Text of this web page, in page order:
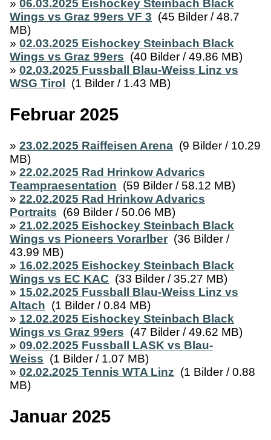
» 06.03.2025 Eishockey Steinbach Black
Wings vs Graz 99ers VF 3 (45 Bilder / 48.7
MB)
» 02.03.2025 Eishockey Steinbach Black
Wings vs Graz 99ers (40 Bilder / 49.86 MB)
» 02.03.2025 Fussball Blau-Weiss Linz vs
WSG Tirol
(1 Bilder / 1.43 MB)
Februar 2025
» 23.02.2025 Raiffeisen Arena (9 Bilder / 10.29
MB)
» 22.02.2025 Rad Hrinkow Advarics
Teampraesentation (59 Bilder / 58.12 MB)
» 22.02.2025 Rad Hrinkow Advarics
Portraits (69 Bilder / 50.06 MB)
» 21.02.2025 Eishockey Steinbach Black
Wings vs Pioneers Vorarlber (36 Bilder /
43.99 MB)
» 16.02.2025 Eishockey Steinbach Black
Wings vs EC KAC (33 Bilder / 35.27 MB)
» 15.02.2025 Fussball Blau-Weiss Linz vs
Altach (1 Bilder / 0.84 MB)
» 12.02.2025 Eishockey Steinbach Black
Wings vs Graz 99ers (47 Bilder / 49.62 MB)
» 09.02.2025 Fussball LASK vs Blau-
Weiss (1 Bilder / 1.07 MB)
» 02.02.2025 Tennis WTA Linz (1 Bilder / 0.88
MB)
Januar 2025